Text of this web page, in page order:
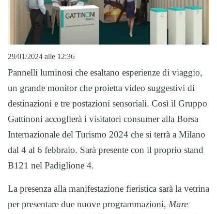
29/01/2024 alle 12:36
Pannelli luminosi che esaltano esperienze di viaggio,
un grande monitor che proietta video suggestivi di
destinazioni e tre postazioni sensoriali. Così il Gruppo
Gattinoni accoglierà i visitatori consumer alla Borsa
Internazionale del Turismo 2024 che si terrà a Milano
dal 4 al 6 febbraio. Sarà presente con il proprio stand
B121 nel Padiglione 4.
La presenza alla manifestazione fieristica sarà la vetrina
per presentare due nuove programmazioni, Mare